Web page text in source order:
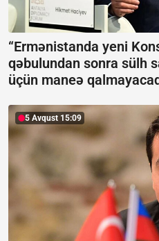
“Ermənistanda yeni
qəbulundan sonra sülh
üçün maneə
5 Avqust 15:09